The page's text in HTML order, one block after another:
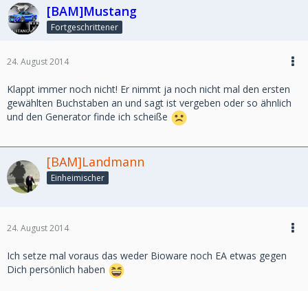
[BAM]Mustang
Fortgeschrittener
24. August 2014
Klappt immer noch nicht! Er nimmt ja noch nicht mal den ersten
gewählten Buchstaben an und sagt ist vergeben oder so ähnlich
und den Generator finde ich scheiße
[BAM]Landmann
Einheimischer
24. August 2014
Ich setze mal voraus das weder Bioware noch EA etwas gegen
Dich persönlich haben